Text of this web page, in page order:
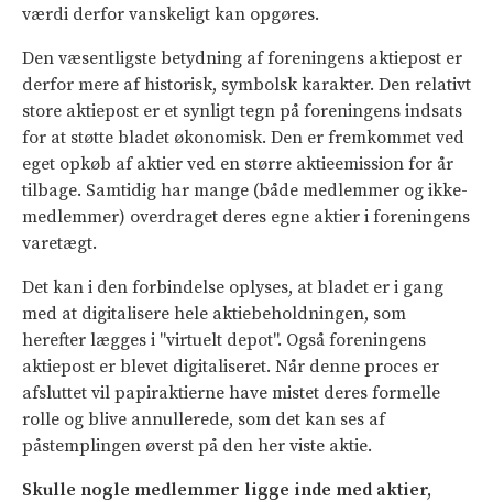
værdi derfor vanskeligt kan opgøres.
Den væsentligste betydning af foreningens aktiepost er
derfor mere af historisk, symbolsk karakter. Den relativt
store aktiepost er et synligt tegn på foreningens indsats
for at støtte bladet økonomisk. Den er fremkommet ved
eget opkøb af aktier ved en større aktieemission for år
tilbage. Samtidig har mange (både medlemmer og ikke-
medlemmer) overdraget deres egne aktier i foreningens
varetægt.
Det kan i den forbindelse oplyses, at bladet er i gang
med at digitalisere hele aktiebeholdningen, som
herefter lægges i "virtuelt depot". Også foreningens
aktiepost er blevet digitaliseret. Når denne proces er
afsluttet vil papiraktierne have mistet deres formelle
rolle og blive annullerede, som det kan ses af
påstemplingen øverst på den her viste aktie.
Skulle nogle medlemmer ligge inde med aktier,